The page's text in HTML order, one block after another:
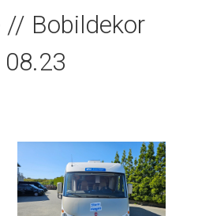
// Bobildekor